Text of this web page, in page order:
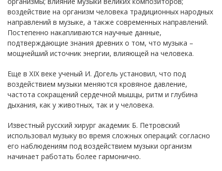
воздействие на организм человека традиционных народных
направлений в музыке, а также современных направлений.
Постепенно накапливаются научные данные,
подтверждающие знания древних о том, что музыка –
мощнейший источник энергии, влияющей на человека.
Еще в XIX веке ученый И. Догель установил, что под
воздействием музыки меняются кровяное давление,
частота сокращений сердечной мышцы, ритм и глубина
дыхания, как у животных, так и у человека.
Известный русский хирург академик Б. Петровский
использовал музыку во время сложных операций: согласно
его наблюдениям под воздействием музыки организм
начинает работать более гармонично.